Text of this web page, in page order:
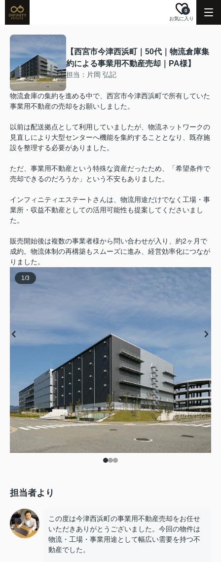
お気に入り
0
【西宮市今津西浜町｜50代｜物流倉庫集
約による事業用不動産売却｜PA様】
担当：片岡 弘記
物流倉庫の集約を進める中で、西宮市今津西浜町で所有していた
事業用不動産の売却をお願いしました。
以前は配送拠点として利用していましたが、物流ネットワークの
見直しにより大型センターへ機能を集約することとなり、既存施
設を整理する必要がありました。
ただ、事業用不動産という特殊な資産だったため、「希望条件で
売却できるのだろうか」という不安もありました。
インフィニティエステートさんは、物流用途だけでなく工場・事
業所・収益不動産としての活用可能性も提案してくださいまし
た。
販売開始後は複数の事業者様から問い合わせが入り、約2ヶ月で
成約。物流体制の再構築もスムーズに進み、経営効率化につなが
りました。
1/3
担当者より
この度は今津西浜町の事業用不動産売却をお任せ
いただきありがとうございました。今回の物件は
物流・工場・事業用途として幅広い需要を持つ不
動産でした。